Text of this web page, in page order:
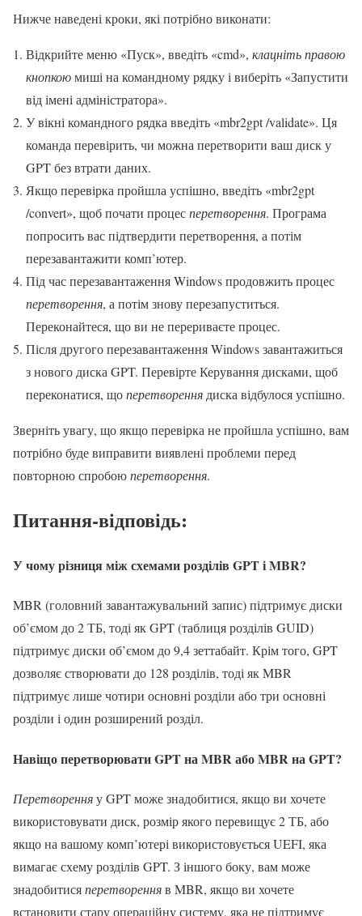
Нижче наведені кроки, які потрібно виконати:
Відкрийте меню «Пуск», введіть «cmd», клацніть правою
кнопкоюмиші на командному рядку і виберіть «Запустити
від імені адміністратора».
У вікні командного рядка введіть «mbr2gpt /validate». Ця
команда перевірить, чи можна перетворити ваш диск у
GPT без втрати даних.
Якщо перевірка пройшла успішно, введіть «mbr2gpt
/convert», щоб почати процесперетворення. Програма
попросить вас підтвердити перетворення, а потім
перезавантажити комп’ютер.
Під час перезавантаження Windows продовжить процес
перетворення, а потім знову перезапуститься.
Переконайтеся, що ви не перериваєте процес.
Після другого перезавантаження Windows завантажиться
з нового диска GPT. Перевірте Керування дисками, щоб
переконатися, щоперетворення диска відбулося успішно.
Зверніть увагу, що якщо перевірка не пройшла успішно, вам
потрібно буде виправити виявлені проблеми перед
повторною спробоюперетворення.
Питання-відповідь:
У чому різниця між схемами розділів GPT і MBR?
MBR (головний завантажувальний запис) підтримує диски
об’ємом до 2 ТБ, тоді як GPT (таблиця розділів GUID)
підтримує диски об’ємом до 9,4 зеттабайт. Крім того, GPT
дозволяє створювати до 128 розділів, тоді як MBR
підтримує лише чотири основні розділи або три основні
розділи і один розширений розділ.
Навіщо перетворювати GPT на MBR або MBR на GPT?
Перетворенняу GPT може знадобитися, якщо ви хочете
використовувати диск, розмір якого перевищує 2 ТБ, або
якщо на вашому комп’ютері використовується UEFI, яка
вимагає схему розділів GPT. З іншого боку, вам може
знадобитисяперетворенняв MBR, якщо ви хочете
встановити стару операційну систему, яка не підтримує